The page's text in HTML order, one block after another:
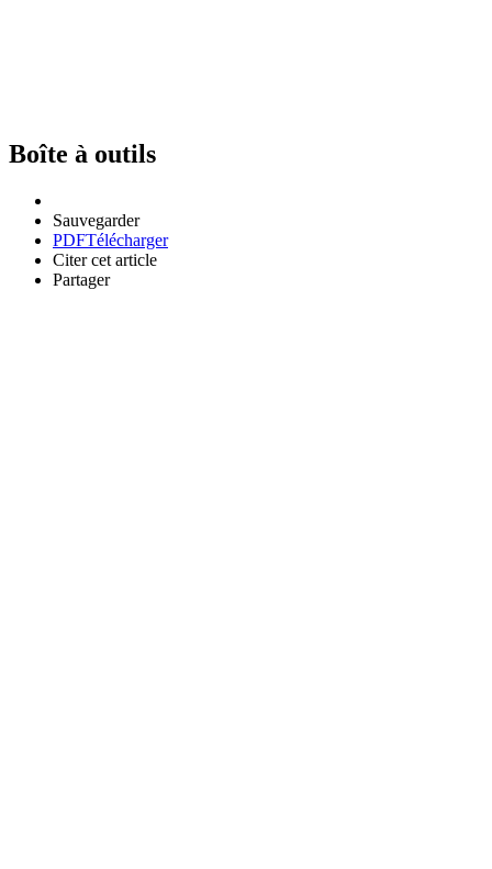
Boîte à outils
Sauvegarder
PDFTélécharger
Citer cet article
Partager